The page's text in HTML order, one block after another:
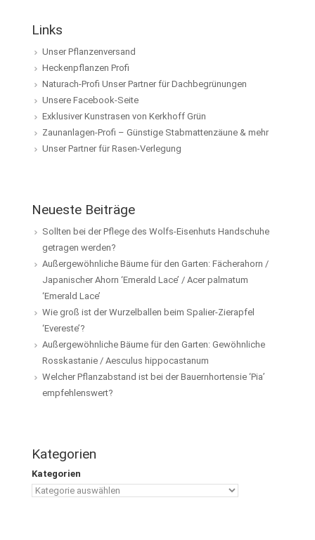
Links
Unser Pflanzenversand
Heckenpflanzen Profi
Naturach-Profi Unser Partner für Dachbegrünungen
Unsere Facebook-Seite
Exklusiver Kunstrasen von Kerkhoff Grün
Zaunanlagen-Profi – Günstige Stabmattenzäune & mehr
Unser Partner für Rasen-Verlegung
Neueste Beiträge
Sollten bei der Pflege des Wolfs-Eisenhuts Handschuhe
getragen werden?
Außergewöhnliche Bäume für den Garten: Fächerahorn /
Japanischer Ahorn ‘Emerald Lace’ / Acer palmatum
‘Emerald Lace’
Wie groß ist der Wurzelballen beim Spalier-Zierapfel
‘Evereste’?
Außergewöhnliche Bäume für den Garten: Gewöhnliche
Rosskastanie / Aesculus hippocastanum
Welcher Pflanzabstand ist bei der Bauernhortensie ‘Pia’
empfehlenswert?
Kategorien
Kategorien